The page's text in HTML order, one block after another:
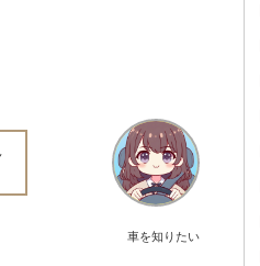
車を知りたい